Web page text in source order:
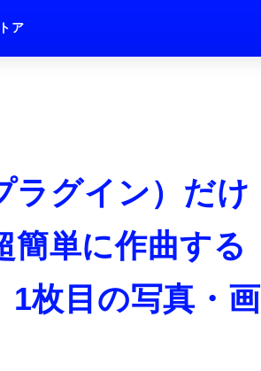
ア
グイン）だけ
簡単に作曲する
枚目の写真・画